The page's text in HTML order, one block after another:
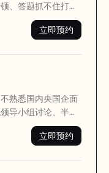
助力学员收获高含
标注为项目经理核
央国企人力资源、
、答题抓不住打分
程采用央国企历年
能源、运营商等主
改写打磨，拒绝通
打分底层逻辑，精
时开展全流程全真
优化临场状态。学
成标准化高分答题
应试能力，轻松拿
立即预约
熟悉国内央国企面
导小组讨论、半结
专业面答题无框架
、能源、运营商等
立即预约